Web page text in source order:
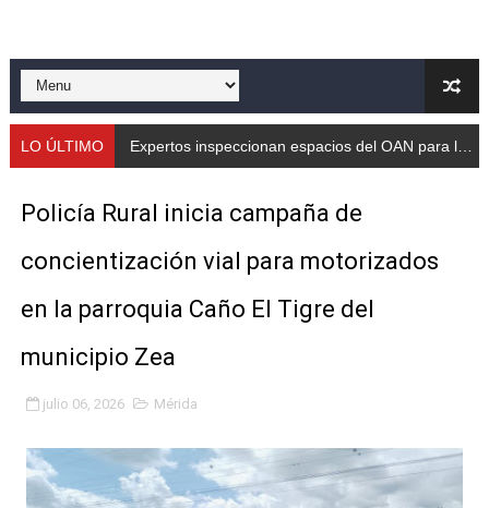
Venezuela instala su primer detector de
Consolidan planificación técnica en el Complejo
Gobernación de Mérida instalará mesa de trabajo con
Niños merideños potencian su talento en plan
Hospital universitario muestra sus avances en visita
LO ÚLTIMO Expertos inspeccionan espacios del OAN para la instalación del detector Cherenkov de agua
Policía Rural inicia campaña de
concientización vial para motorizados
en la parroquia Caño El Tigre del
municipio Zea
julio 06, 2026 Mérida